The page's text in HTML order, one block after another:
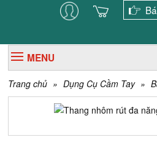
MENU
Trang chủ » Dụng Cụ Cầm Tay »